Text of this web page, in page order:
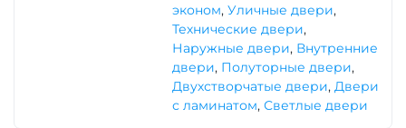
эконом, Уличные двери,
Технические двери,
Наружные двери, Внутренние
двери, Полуторные двери,
Двухстворчатые двери, Двери
с ламинатом, Светлые двери